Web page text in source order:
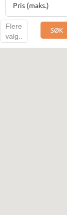
Pris (maks.)
Flere
valg..
SØK